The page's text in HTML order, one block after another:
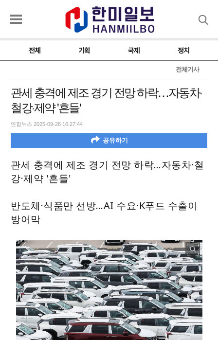
전체 기획 국제 정치
전체기사
관세 충격에 제조 경기 전망 하락…자동차·
철강·제약 '흔들'
연합뉴스 2025-09-28 16:27:44
공유하기
관세 충격에 제조 경기 전망 하락…자동차·철
강·제약 '흔들'
반도체·식품만 선방…AI 수요·K푸드 수출이
방어막